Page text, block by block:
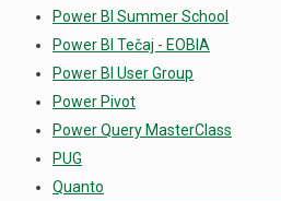
Power BI Summer School
Power BI Tečaj - EOBIA
Power BI User Group
Power Pivot
Power Query MasterClass
PUG
Quanto